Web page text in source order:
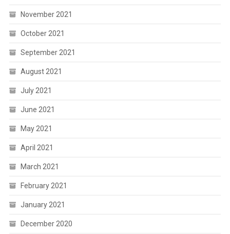
November 2021
October 2021
September 2021
August 2021
July 2021
June 2021
May 2021
April 2021
March 2021
February 2021
January 2021
December 2020